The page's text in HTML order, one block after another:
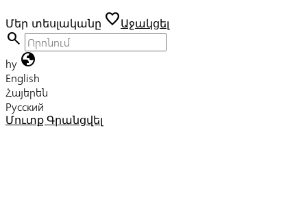
Մեր տեսլականը favoriteԱջակցել
search
hy globe
English
Հայերեն
Русский
Մուտք Գրանցվել